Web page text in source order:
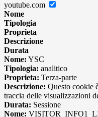
youtube.com
Nome
Tipologia
Proprieta
Descrizione
Durata
Nome: YSC
Tipologia: analitico
Proprieta: Terza-parte
Descrizione: Questo cookie
traccia delle visualizzazioni
Durata: Sessione
Nome: